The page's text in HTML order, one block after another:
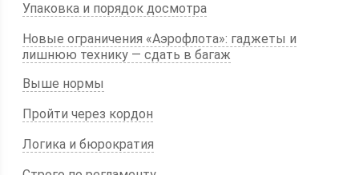
Упаковка и порядок досмотра
Новые ограничения «Аэрофлота»: гаджеты и
лишнюю технику — сдать в багаж
Выше нормы
Пройти через кордон
Логика и бюрократия